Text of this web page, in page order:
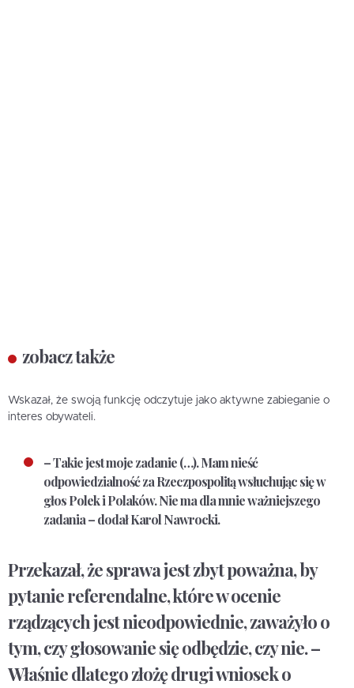
zobacz także
Wskazał, że swoją funkcję odczytuje jako aktywne zabieganie o
interes obywateli.
– Takie jest moje zadanie (…). Mam nieść
odpowiedzialność za Rzeczpospolitą wsłuchując się w
głos Polek i Polaków. Nie ma dla mnie ważniejszego
zadania – dodał Karol Nawrocki.
Przekazał, że sprawa jest zbyt poważna, by
pytanie referendalne, które w ocenie
rządzących jest nieodpowiednie, zaważyło o
tym, czy głosowanie się odbędzie, czy nie. –
Właśnie dlatego złożę drugi wniosek o